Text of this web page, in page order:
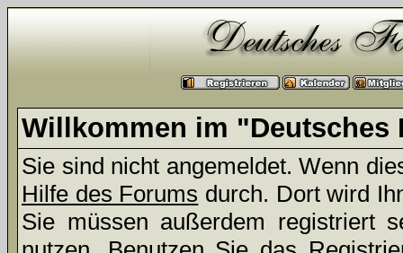
Willkommen im "Deutsches
Sie sind nicht angemeldet. Wenn
Hilfe des Forums durch. Dort wird
Sie müssen außerdem registriert